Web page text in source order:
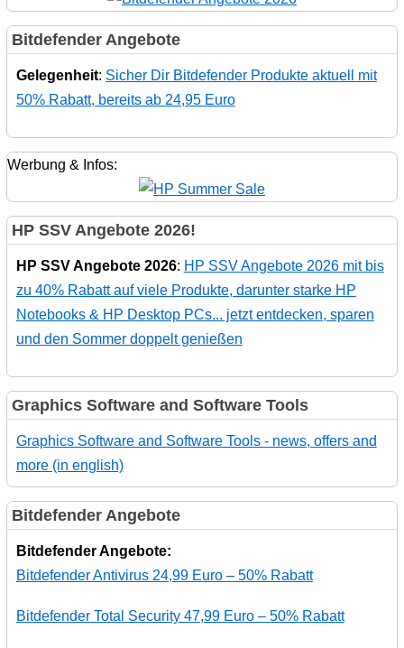
Bitdefender Angebote
Gelegenheit: Sicher Dir Bitdefender Produkte aktuell mit
50% Rabatt, bereits ab 24,95 Euro
Werbung & Infos:
HP SSV Angebote 2026!
HP SSV Angebote 2026: HP SSV Angebote 2026 mit bis
zu 40% Rabatt auf viele Produkte, darunter starke HP
Notebooks & HP Desktop PCs... jetzt entdecken, sparen
und den Sommer doppelt genießen
Graphics Software and Software Tools
Graphics Software and Software Tools - news, offers and
more (in english)
Bitdefender Angebote
Bitdefender Angebote:
Bitdefender Antivirus 24,99 Euro – 50% Rabatt
Bitdefender Total Security 47,99 Euro – 50% Rabatt